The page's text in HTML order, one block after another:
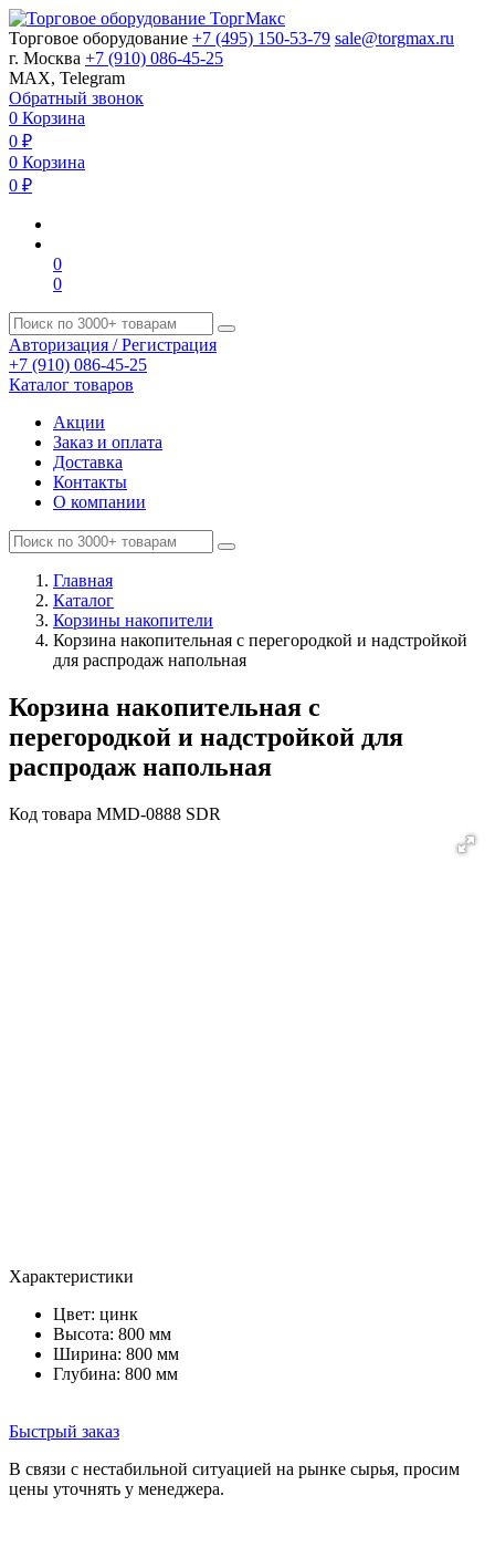
Торговое оборудование +7 (495) 150-53-79 sale@torgmax.ru
г. Москва +7 (910) 086-45-25
MAX, Telegram
Обратный звонок
0 Корзина
0 ₽
0 Корзина
0 ₽
0
0
Авторизация / Регистрация
+7 (910) 086-45-25
Каталог товаров
Акции
Заказ и оплата
Доставка
Контакты
О компании
Главная
Каталог
Корзины накопители
Корзина накопительная с перегородкой и надстройкой
для распродаж напольная
Корзина накопительная с
перегородкой и надстройкой для
распродаж напольная
Код товара MMD-0888 SDR
Характеристики
Цвет: цинк
Высота: 800 мм
Ширина: 800 мм
Глубина: 800 мм
Быстрый заказ
В связи с нестабильной ситуацией на рынке сырья, просим
цены уточнять у менеджера.